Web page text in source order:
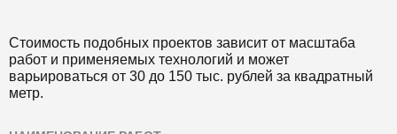
Стоимость подобных проектов зависит от масштаба
работ и применяемых технологий и может
варьироваться от 30 до 150 тыс. рублей за квадратный
метр.